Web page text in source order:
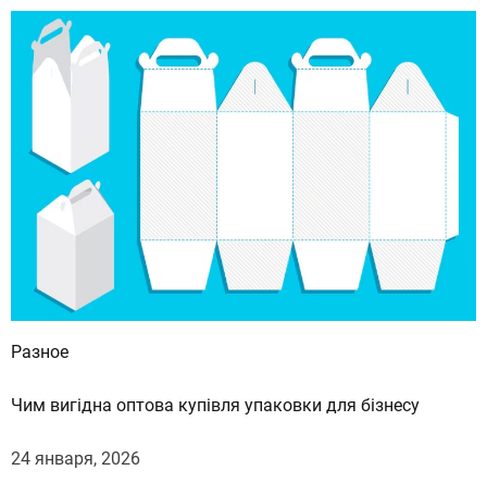
Разное
Чим вигідна оптова купівля упаковки для бізнесу
24 января, 2026